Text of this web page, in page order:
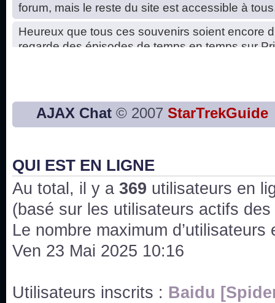
forum, mais le reste du site est accessible à
Heureux que tous ces souvenirs soient encore
regarde des épisodes de temps en temps sur
Bon, 2020, ça n'a pas trop marché. JE vous
issus des saisons 6; 7 et 8 !
Bonne année 2020 !
Bonne année 2019 !
Joyeux Noël !
Bonne année tout le monde !
AJAX Chat © 2007 StarTrekGuide
QUI EST EN LIGNE
Au total, il y a 369 utilisateurs en
(basé sur les utilisateurs actifs
Le nombre maximum
Ven 23 Mai 2025 10:16
Utilisateurs inscrits : Baidu